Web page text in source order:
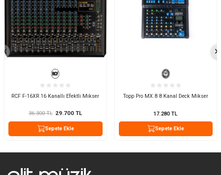
RCF F-16XR 16 Kanallı Efektli Mikser
36.300TL 29.700 TL
Sepete Ekle
Topp Pro MX.8 8 Kanal Deck Mikser
17.280TL
Sepete Ekle